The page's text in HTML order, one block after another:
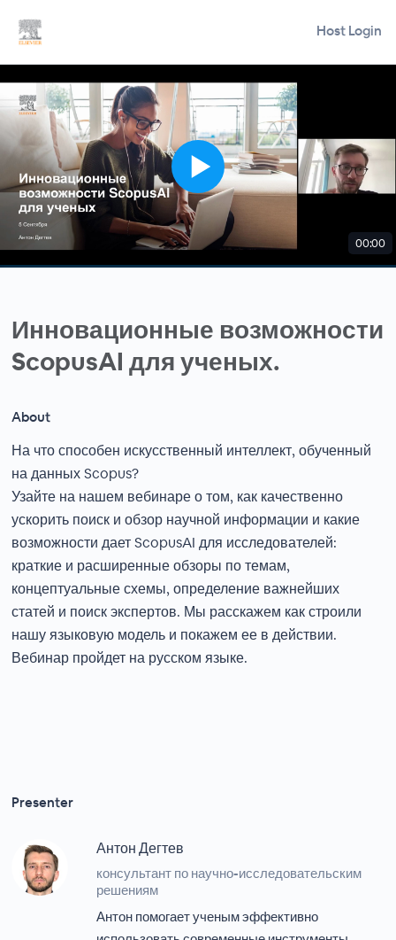
Host Login
00:00
Инновационные возможности
ScopusAI для ученых.
About
На что способен искусственный интеллект, обученный
на данных Scopus?
Узайте на нашем вебинаре о том, как качественно
ускорить поиск и обзор научной информации и какие
возможности дает ScopusAI для исследователей:
краткие и расширенные обзоры по темам,
концептуальные схемы, определение важнейших
статей и поиск экспертов. Мы расскажем как строили
нашу языковую модель и покажем ее в действии.
Вебинар пройдет на русском языке.
Presenter
Антон Дегтев
консультант по научно-исследовательским
решениям
Антон помогает ученым эффективно